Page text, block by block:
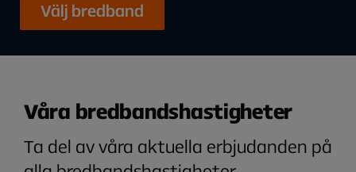
Välj bredband
Våra bredbandshastigheter
Ta del av våra aktuella erbjudanden på